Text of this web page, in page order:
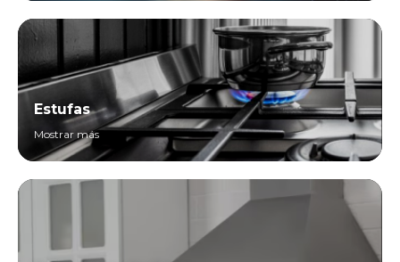
Estufas
Mostrar más